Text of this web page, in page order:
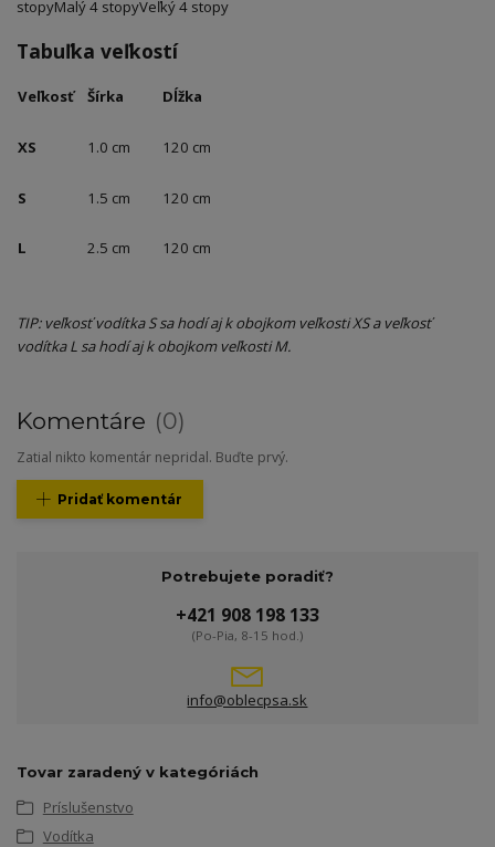
stopyMalý 4 stopyVeľký 4 stopy
Tabuľka veľkostí
Veľkosť Šírka Dĺžka
XS 1.0 cm 120 cm
S 1.5 cm 120 cm
L 2.5 cm 120 cm
TIP: veľkosť vodítka S sa hodí aj k obojkom veľkosti XS a veľkosť
vodítka L sa hodí aj k obojkom veľkosti M.
Komentáre 0
Zatial nikto komentár nepridal. Buďte prvý.
Pridať komentár
Potrebujete poradiť?
+421 908 198 133
(Po-Pia, 8-15 hod.)
info@oblecpsa.sk
Tovar zaradený v kategóriách
Príslušenstvo
Vodítka